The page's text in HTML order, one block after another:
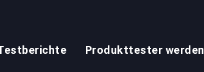
Produkttester werden